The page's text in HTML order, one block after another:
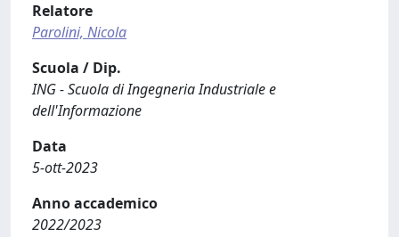
Relatore
Parolini, Nicola
Scuola / Dip.
ING - Scuola di Ingegneria Industriale e
dell'Informazione
Data
5-ott-2023
Anno accademico
2022/2023